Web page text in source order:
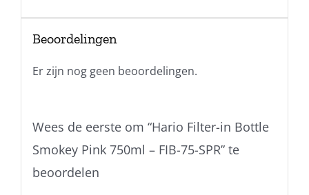
Beoordelingen
Er zijn nog geen beoordelingen.
Wees de eerste om “Hario Filter-in Bottle
Smokey Pink 750ml – FIB-75-SPR” te
beoordelen